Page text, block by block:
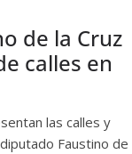
de la Cruz
calles en
las calles y
Faustino de